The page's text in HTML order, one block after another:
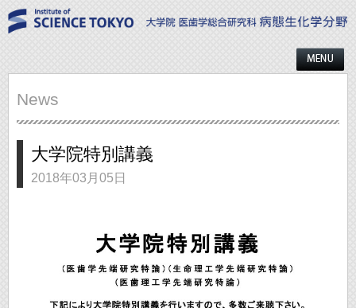
News
大学院特別講義
2018年03月05日